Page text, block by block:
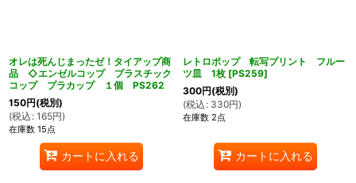
オレは死んじまったゼ！タイアップ商
品 ◇エンゼルコップ プラスチック
コップ プラカップ １個 PS262
150円(税別)
(税込 : 165円)
在庫数 15点
カートに入れる
レトロポップ 転写プリント フルー
ツ皿 1枚 [PS259]
300円(税別)
(税込 : 330円)
在庫数 2点
カートに入れる